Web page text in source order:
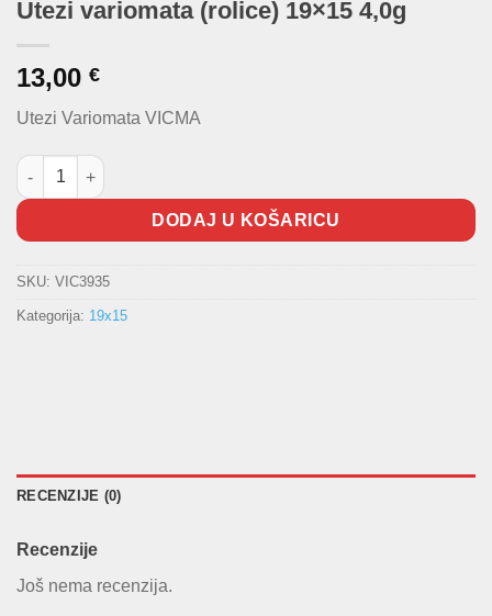
Utezi variomata (rolice) 19×15 4,0g
13,00 €
Utezi Variomata VICMA
Utezi variomata (rolice) 19x15 4,0g količina
DODAJ U KOŠARICU
SKU: VIC3935
Kategorija: 19x15
RECENZIJE (0)
Recenzije
Još nema recenzija.